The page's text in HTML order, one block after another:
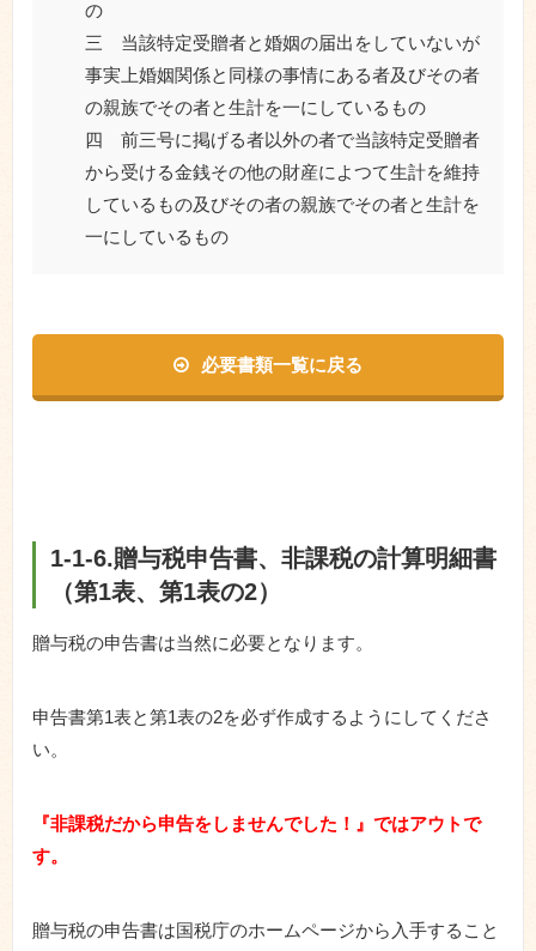
の
三 当該特定受贈者と婚姻の届出をしていないが
事実上婚姻関係と同様の事情にある者及びその者
の親族でその者と生計を一にしているもの
四 前三号に掲げる者以外の者で当該特定受贈者
から受ける金銭その他の財産によつて生計を維持
しているもの及びその者の親族でその者と生計を
一にしているもの
必要書類一覧に戻る
1-1-6.贈与税申告書、非課税の計算明細書
（第1表、第1表の2）
贈与税の申告書は当然に必要となります。
申告書第1表と第1表の2を必ず作成するようにしてくださ
い。
『非課税だから申告をしませんでした！』ではアウトで
す。
贈与税の申告書は国税庁のホームページから入手すること